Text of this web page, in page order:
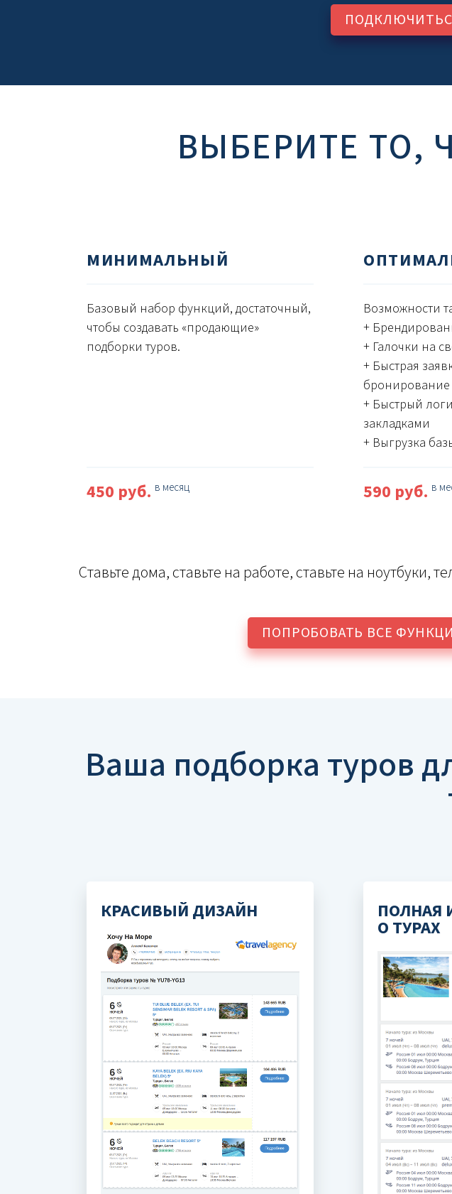
ВЫБЕРИТЕ ТО,
МИНИМАЛЬНЫЙ
Базовый набор функций, достаточный,
чтобы создавать «продающие»
подборки туров.
450 руб. в месяц
Возможности
+
+ Галочки на
+ Быстрая
бронирование
+ Быстрый
закладками
+ Выгрузка
590 руб. в
Ставьте дома, ставьте на работе, ставьте на
ПОПРОБОВАТЬ ВСЕ
Ваша подборка туров
КРАСИВЫЙ ДИЗАЙН ПОЛНАЯ
О ТУРАХ